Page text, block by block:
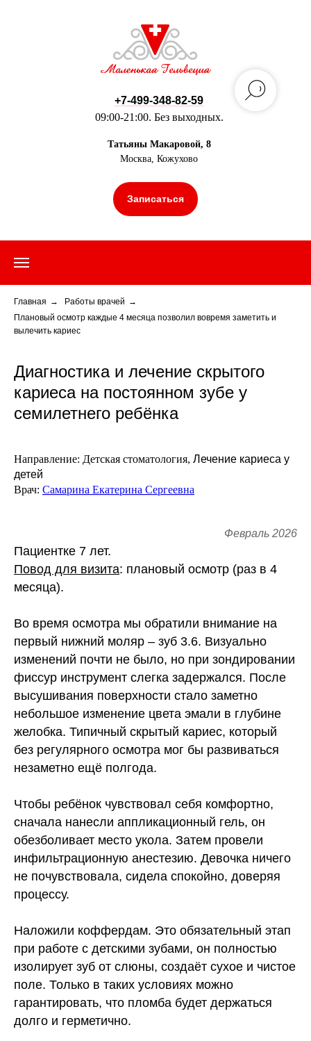
+7-499-348-82-59
09:00-21:00. Без выходных.
Татьяны Макаровой, 8
Москва, Кожухово
Записаться
Главная → Работы врачей →
Плановый осмотр каждые 4 месяца позволил вовремя заметить и
вылечить кариес
Диагностика и лечение скрытого
кариеса на постоянном зубе у
семилетнего ребёнка
Направление: Детская стоматология, Лечение кариеса у
детей
Врач: Самарина Екатерина Сергеевна
Февраль 2026
Пациентке 7 лет.
Повод для визита: плановый осмотр (раз в 4
месяца).
Во время осмотра мы обратили внимание на
первый нижний моляр – зуб 3.6. Визуально
изменений почти не было, но при зондировании
фиссур инструмент слегка задержался. После
высушивания поверхности стало заметно
небольшое изменение цвета эмали в глубине
желобка. Типичный скрытый кариес, который
без регулярного осмотра мог бы развиваться
незаметно ещё полгода.
Чтобы ребёнок чувствовал себя комфортно,
сначала нанесли аппликационный гель, он
обезболивает место укола. Затем провели
инфильтрационную анестезию. Девочка ничего
не почувствовала, сидела спокойно, доверяя
процессу.
Наложили коффердам. Это обязательный этап
при работе с детскими зубами, он полностью
изолирует зуб от слюны, создаёт сухое и чистое
поле. Только в таких условиях можно
гарантировать, что пломба будет держаться
долго и герметично.